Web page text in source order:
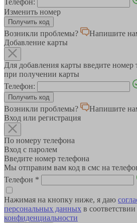
Телефон:
Изменить номер
Возникли проблемы?
Напишите
Добавление карты
Для добавления карты введите номер
при получении карты
Телефон:
Возникли проблемы?
Напишите
Вход или регистрация
По номеру телефона
Вход с паролем
Введите номер телефона
Мы отправим вам код в смс на
Телефон *
Нажимая на кнопку ниже, я даю
персональных данных в соответствии
конфиденциальности